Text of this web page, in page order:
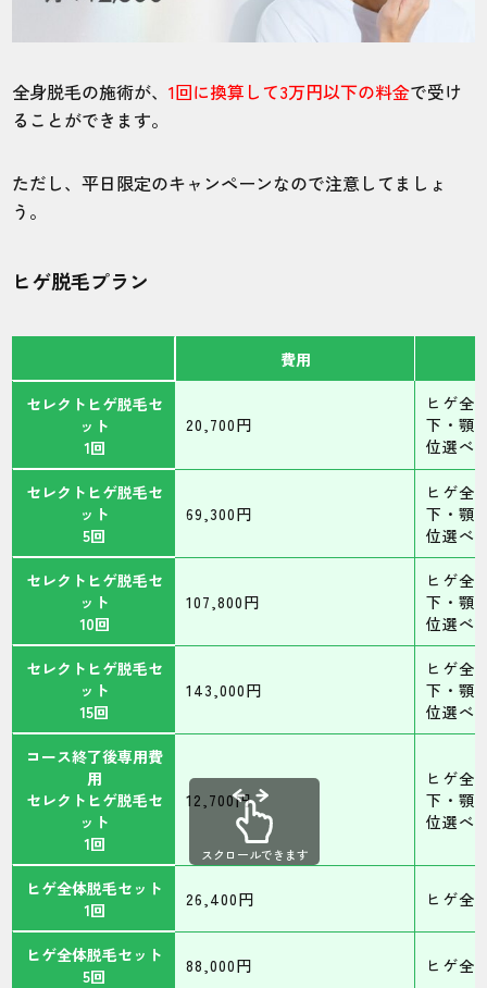
全身脱毛の施術が、1回に換算して3万円以下の料金で受け
ることができます。
ただし、平日限定のキャンペーンなので注意してましょ
う。
ヒゲ脱毛プラン
費用
セレクトヒゲ脱毛セ
ット
1回
20,700円
ヒゲ全
下・顎
位選べ
セレクトヒゲ脱毛セ
ット
5回
69,300円
ヒゲ全
下・顎
位選べ
セレクトヒゲ脱毛セ
ット
10回
107,800円
ヒゲ全
下・顎
位選べ
セレクトヒゲ脱毛セ
ット
15回
143,000円
ヒゲ全
下・顎
位選べ
コース終了後専用費
用
セレクトヒゲ脱毛セ
ット
1回
12,700円
ヒゲ全
下・顎
位選べ
ヒゲ全体脱毛セット
1回
26,400円 ヒゲ全
ヒゲ全体脱毛セット
5回
88,000円 ヒゲ全
スクロールできます